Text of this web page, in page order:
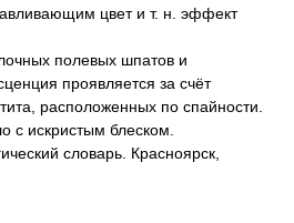
цвет и т. н. эффект
полевых шпатов и
проявляется за счёт
расположенных по спайности.
с искристым блеском.
словарь. Красноярск,